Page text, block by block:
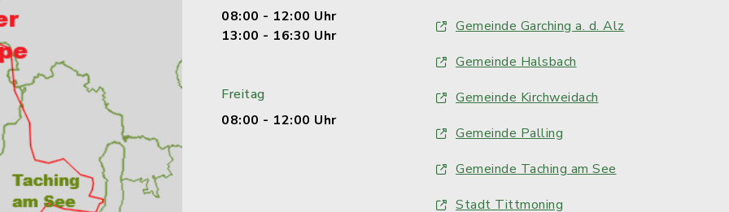
08:00 - 12:00 Uhr
13:00 - 16:30 Uhr
Freitag
08:00 - 12:00 Uhr
Gemeinde Garching a. d. Alz
Gemeinde Halsbach
Gemeinde Kirchweidach
Gemeinde Palling
Gemeinde Taching am See
Stadt Tittmoning